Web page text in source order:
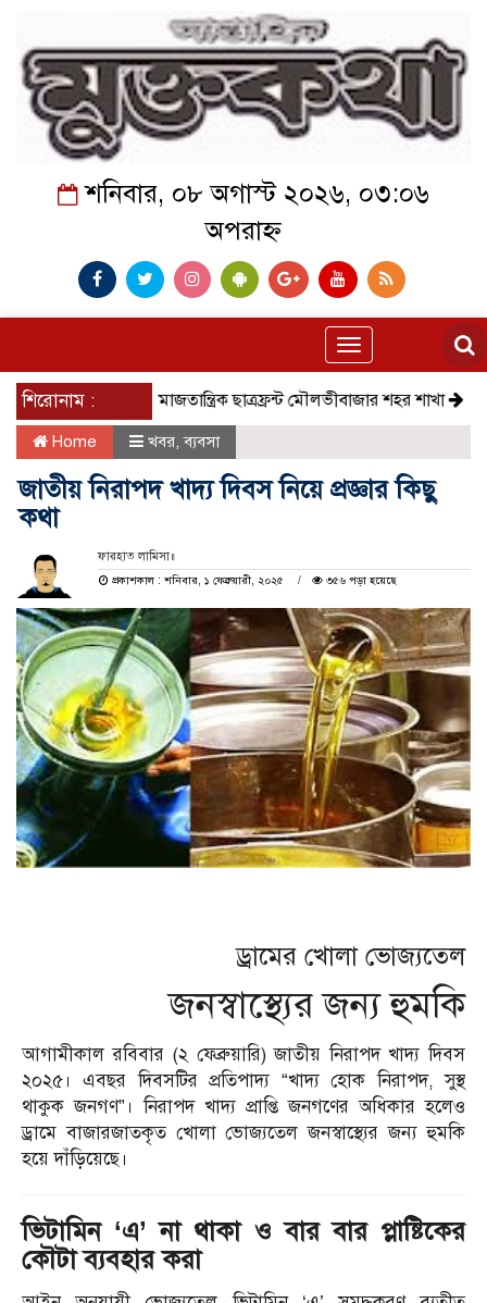
শনিবার, ০৮ অগাস্ট ২০২৬, ০৩:০৬
অপরাহ্ন
Toggle
navigation
শিরোনাম :সমাজতান্ত্রিক ছাত্রফ্রন্ট মৌলভীবাজার শহর শাখা কেমন আছে
Home খবর,ব্যবসা
জাতীয় নিরাপদ খাদ্য দিবস নিয়ে প্রজ্ঞার কিছু
কথা
ফারহাত লামিসা॥
প্রকাশকাল : শনিবার, ১ ফেব্রুয়ারী, ২০২৫
৩৫৬ পড়া হয়েছে
ড্রামের খোলা ভোজ্যতেল
জনস্বাস্থ্যের জন্য হুমকি
আগামীকাল রবিবার (২ ফেব্রুয়ারি) জাতীয় নিরাপদ খাদ্য দিবস
২০২৫। এবছর দিবসটির প্রতিপাদ্য “খাদ্য হোক নিরাপদ, সুস্থ
থাকুক জনগণ”। নিরাপদ খাদ্য প্রাপ্তি জনগণের অধিকার হলেও
ড্রামে বাজারজাতকৃত খোলা ভোজ্যতেল জনস্বাস্থ্যের জন্য হুমকি
হয়ে দাঁড়িয়েছে।
ভিটামিন ‘এ’ না থাকা ও বার বার প্লাষ্টিকের
কৌটা ব্যবহার করা